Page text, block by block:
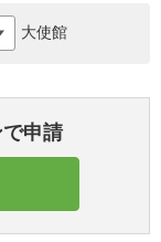
申請
大使館